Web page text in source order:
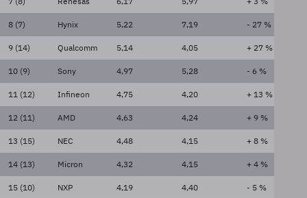
8 (7) Hynix 5,22 7,19 - 27 %
9 (14) Qualcomm 5,14 4,05 + 27 %
10 (9) Sony 4,97 5,28 - 6 %
11 (12) Infineon 4,75 4,20 + 13 %
12 (11) AMD 4,63 4,24 + 9 %
13 (15) NEC 4,48 4,15 + 8 %
14 (13) Micron 4,32 4,15 + 4 %
15 (10) NXP 4,19 4,40 - 5 %